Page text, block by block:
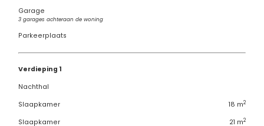
Garage
3 garages achteraan de woning
Parkeerplaats
Verdieping 1
Nachthal
Slaapkamer
18 m2
Slaapkamer 21 m2